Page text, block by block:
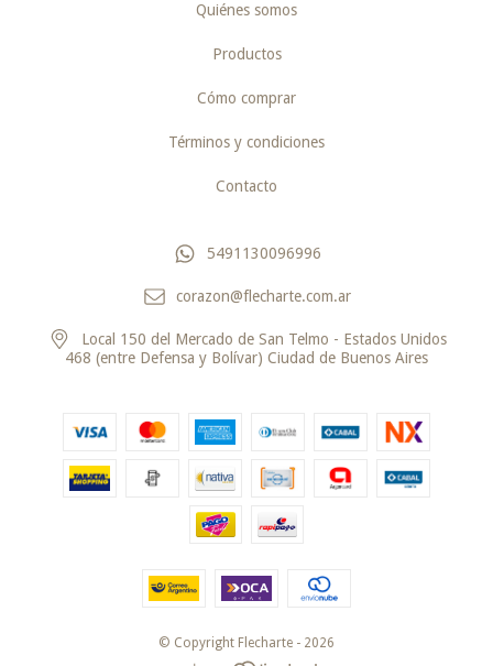
Quiénes somos
Productos
Cómo comprar
Términos y condiciones
Contacto
5491130096996
corazon@flecharte.com.ar
Local 150 del Mercado de San Telmo - Estados Unidos
468 (entre Defensa y Bolívar) Ciudad de Buenos Aires
© Copyright Flecharte - 2026